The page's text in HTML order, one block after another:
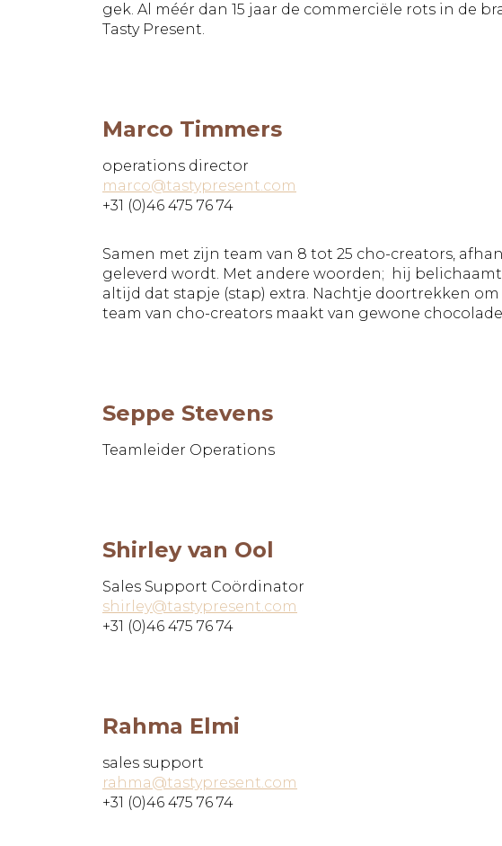
gek. Al méér dan 15 jaar de commerciële rots in de
Tasty Present.
Marco Timmers
operations director
marco@tastypresent.com
+31 (0)46 475 76 74
Samen met zijn team van 8 tot 25 cho-creators,
geleverd wordt. Met andere woorden; hij
altijd dat stapje (stap) extra. Nachtje doortrekken
team van cho-creators maakt van gewone
Seppe Stevens
Teamleider Operations
Shirley van Ool
Sales Support Coördinator
shirley@tastypresent.com
+31 (0)46 475 76 74
Rahma Elmi
sales support
rahma@tastypresent.com
+31 (0)46 475 76 74